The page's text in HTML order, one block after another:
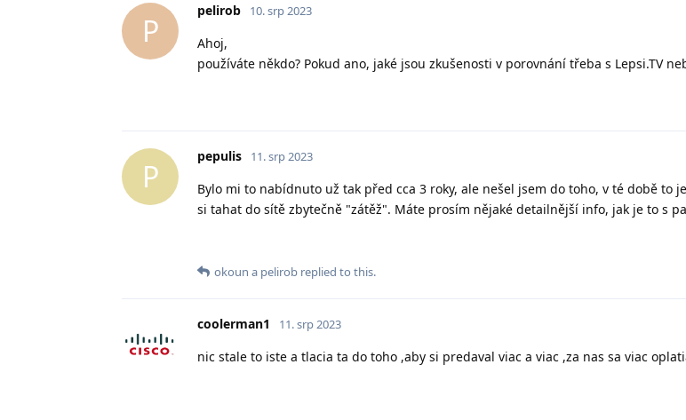
P
pelirob 10. srp 2023
Ahoj,
používáte někdo? Pokud ano, jaké jsou zkušenosti v porovnání třeba s Lepsi.TV
P
pepulis 11. srp 2023
Bylo mi to nabídnuto už tak před cca 3 roky, ale nešel jsem do toho, v té době to
si tahat do sítě zbytečně "zátěž". Máte prosím nějaké detailnější info, jak je to s
okoun a pelirob replied to this.
coolerman1 11. srp 2023
nic stale to iste a tlacia ta do toho ,aby si predaval viac a viac ,za nas sa viac